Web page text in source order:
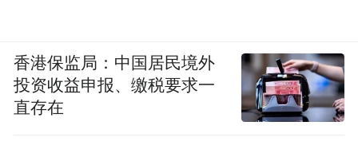
香港保监局：中国居民境外
投资收益申报、缴税要求一
直存在